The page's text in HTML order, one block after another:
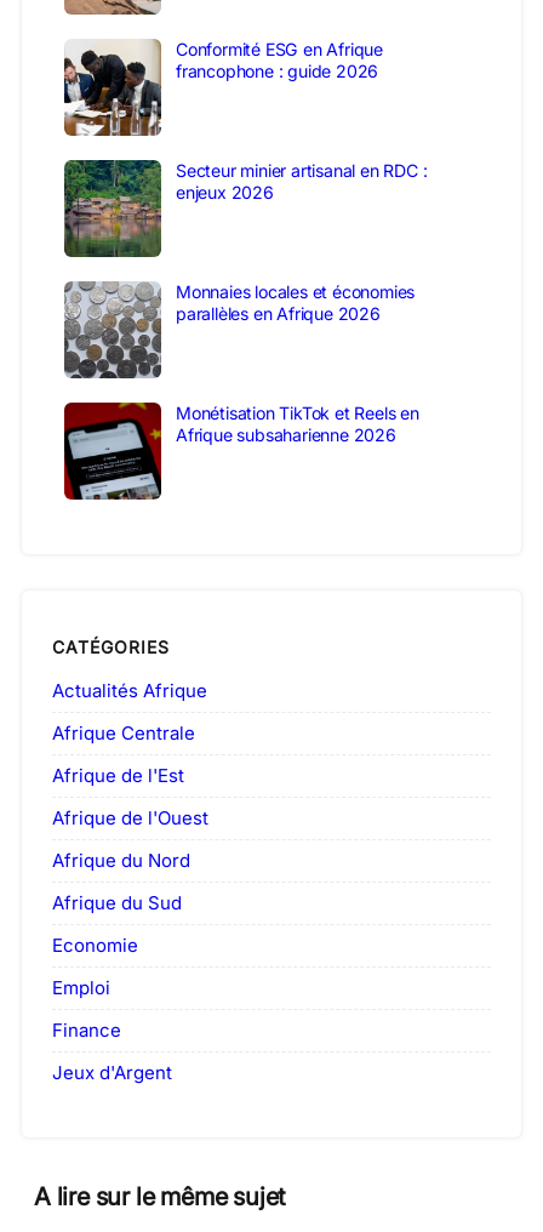
Conformité ESG en Afrique
francophone : guide 2026
Secteur minier artisanal en RDC :
enjeux 2026
Monnaies locales et économies
parallèles en Afrique 2026
Monétisation TikTok et Reels en
Afrique subsaharienne 2026
CATÉGORIES
Actualités Afrique
Afrique Centrale
Afrique de l'Est
Afrique de l'Ouest
Afrique du Nord
Afrique du Sud
Economie
Emploi
Finance
Jeux d'Argent
A lire sur le même sujet